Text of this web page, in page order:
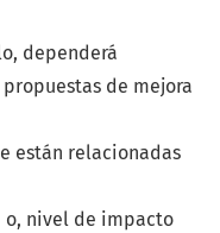
dependerá
de mejora
están relacionadas
nivel de impacto